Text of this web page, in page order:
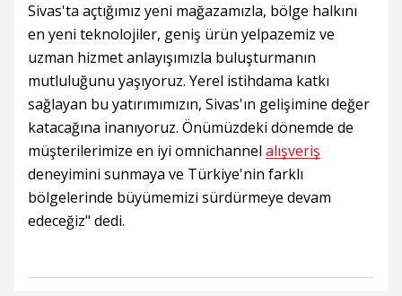
Sivas'ta açtığımız yeni mağazamızla, bölge halkını
en yeni teknolojiler, geniş ürün yelpazemiz ve
uzman hizmet anlayışımızla buluşturmanın
mutluluğunu yaşıyoruz. Yerel istihdama katkı
sağlayan bu yatırımımızın, Sivas'ın gelişimine değer
katacağına inanıyoruz. Önümüzdeki dönemde de
müşterilerimize en iyi omnichannel alışveriş
deneyimini sunmaya ve Türkiye'nin farklı
bölgelerinde büyümemizi sürdürmeye devam
edeceğiz" dedi.